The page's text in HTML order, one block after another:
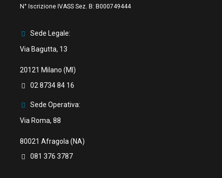
N° Iscrizione IVASS Sez. B: B000749444
Sede Legale:
Via Bagutta, 13
20121 Milano (MI)
02 8734 84 16
Sede Operativa:
Via Roma, 88
80021 Afragola (NA)
081 376 3787